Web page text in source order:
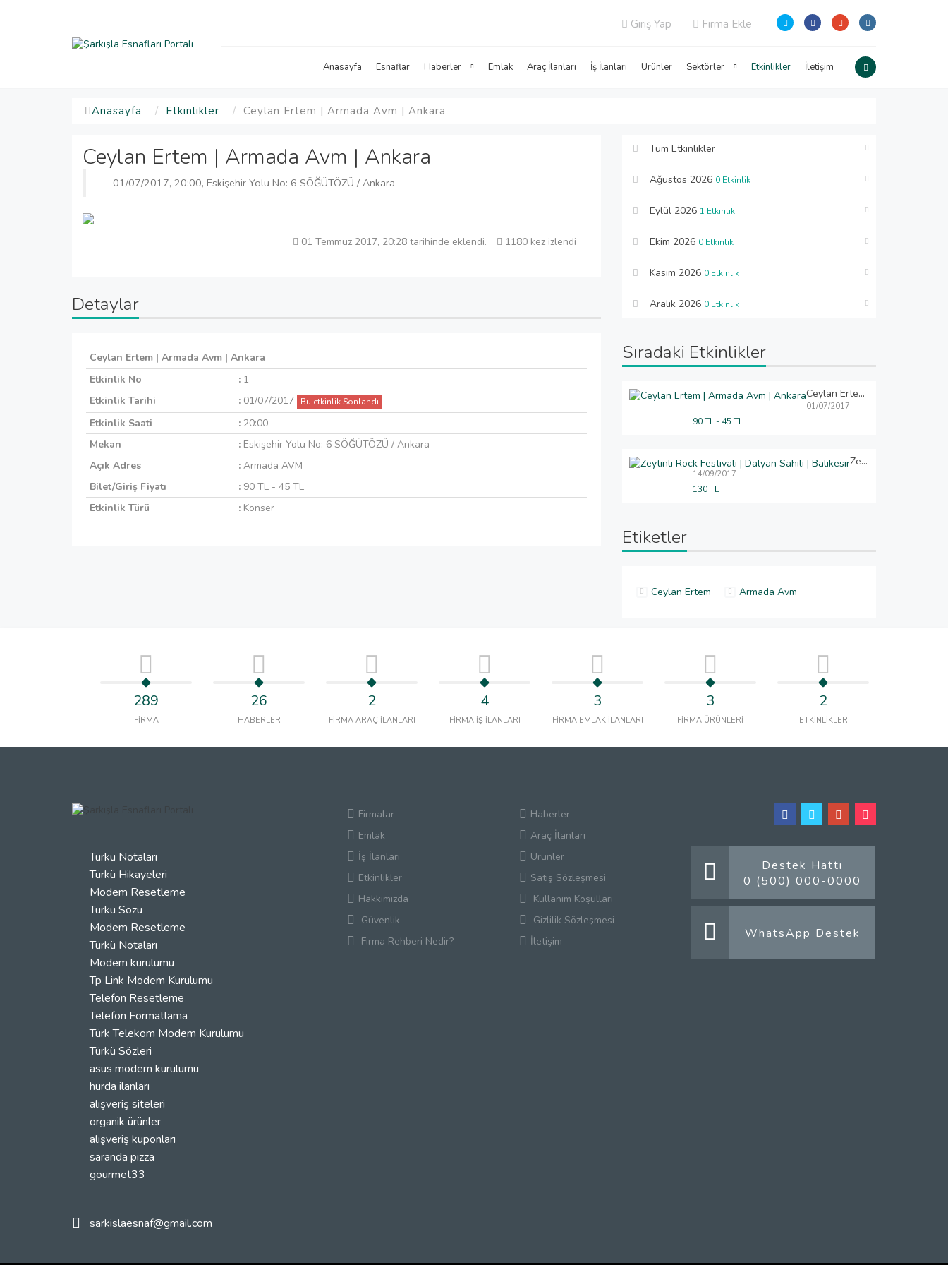
Giriş Yap Firma Ekle
Anasayfa Esnaflar Haberler Emlak Araç İlanları İş İlanları Ürünler Sektörler Etkinlikler İletişim
Anasayfa Etkinlikler Ceylan Ertem | Armada Avm | Ankara
Ceylan Ertem | Armada Avm | Ankara
01/07/2017, 20:00, Eskişehir Yolu No: 6 SÖĞÜTÖZÜ / Ankara
01 Temmuz 2017, 20:28 tarihinde eklendi. 1180 kez izlendi
Detaylar
Ceylan Ertem | Armada Avm | Ankara
Etkinlik No
: 1
Etkinlik Tarihi
: 01/07/2017 Bu etkinlik Sonlandı
Etkinlik Saati : 20:00
Mekan
: Eskişehir Yolu No: 6 SÖĞÜTÖZÜ / Ankara
Açık Adres
: Armada AVM
Bilet/Giriş Fiyatı
: 90 TL - 45 TL
Etkinlik Türü
: Konser
Tüm Etkinlikler
Ağustos 2026 0 Etkinlik
Eylül 2026 1 Etkinlik
Ekim 2026 0 Etkinlik
Kasım 2026 0 Etkinlik
Aralık 2026 0 Etkinlik
Sıradaki Etkinlikler
Ceylan Ertem | Armada Avm | Ankara
01/07/2017
90 TL - 45 TL
Zeytinli Rock Festivali | Dalyan Sahili | Balıkesir
14/09/2017
130 TL
Etiketler
Ceylan Ertem Armada Avm
289
FİRMA
26
HABERLER
2
FİRMA ARAÇ İLANLARI
4
FİRMA İŞ İLANLARI
3
FİRMA EMLAK İLANLARI
3
FİRMA ÜRÜNLERİ
2
ETKİNLİKLER
Türkü Notaları
Türkü Hikayeleri
Modem Resetleme
Türkü Sözü
Modem Resetleme
Türkü Notaları
Modem kurulumu
Tp Link Modem Kurulumu
Telefon Resetleme
Telefon Formatlama
Türk Telekom Modem Kurulumu
Türkü Sözleri
asus modem kurulumu
hurda ilanları
alışveriş siteleri
organik ürünler
alışveriş kuponları
saranda pizza
gourmet33
sarkislaesnaf@gmail.com
Firmalar
Haberler
Emlak
Araç İlanları
İş İlanları
Ürünler
Etkinlikler
Satış Sözleşmesi
Hakkımızda
Kullanım Koşulları
Güvenlik
Gizlilik Sözleşmesi
Firma Rehberi Nedir?
İletişim
Destek Hattı
0 (500) 000-0000
WhatsApp Destek